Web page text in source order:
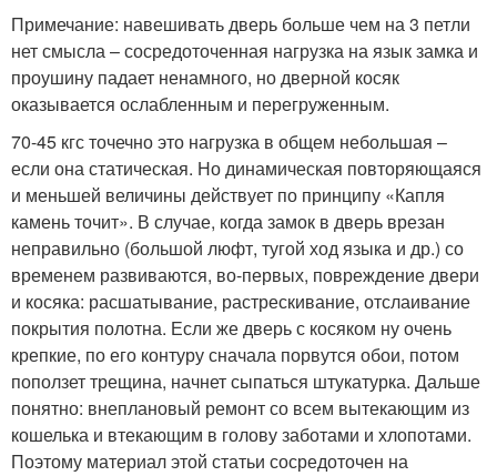
Примечание: навешивать дверь больше чем на 3 петли
нет смысла – сосредоточенная нагрузка на язык замка и
проушину падает ненамного, но дверной косяк
оказывается ослабленным и перегруженным.
70-45 кгс точечно это нагрузка в общем небольшая –
если она статическая. Но динамическая повторяющаяся
и меньшей величины действует по принципу «Капля
камень точит». В случае, когда замок в дверь врезан
неправильно (большой люфт, тугой ход языка и др.) со
временем развиваются, во-первых, повреждение двери
и косяка: расшатывание, растрескивание, отслаивание
покрытия полотна. Если же дверь с косяком ну очень
крепкие, по его контуру сначала порвутся обои, потом
поползет трещина, начнет сыпаться штукатурка. Дальше
понятно: внеплановый ремонт со всем вытекающим из
кошелька и втекающим в голову заботами и хлопотами.
Поэтому материал этой статьи сосредоточен на